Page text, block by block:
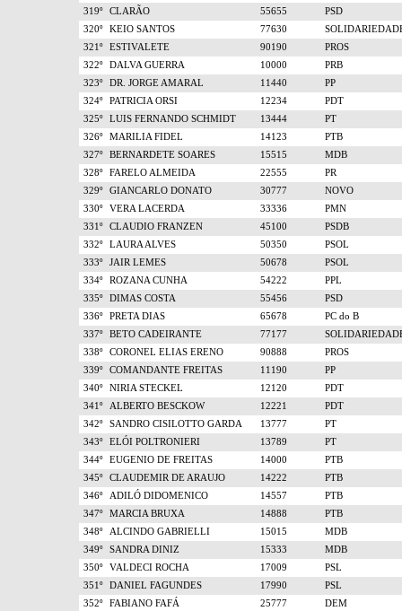
319º
CLARÃO 55655
PSD
320º
KEIO SANTOS 77630
321º
ESTIVALETE 90190
PROS
322º
DALVA GUERRA 10000
PRB
323º
DR. JORGE AMARAL 11440
PP
324º
PATRICIA ORSI 12234
PDT
325º
LUIS FERNANDO SCHMIDT 13444
PT
326º
MARILIA FIDEL 14123
PTB
327º
BERNARDETE SOARES 15515
MDB
328º
FARELO ALMEIDA 22555
PR
329º
GIANCARLO DONATO 30777
NOVO
330º
VERA LACERDA 33336
PMN
331º
CLAUDIO FRANZEN 45100
PSDB
332º
LAURA ALVES 50350
PSOL
333º
JAIR LEMES 50678
PSOL
334º
ROZANA CUNHA 54222
PPL
335º
DIMAS COSTA 55456
PSD
336º
PRETA DIAS 65678
PC do B
337º
BETO CADEIRANTE 77177
338º
CORONEL ELIAS ERENO 90888
PROS
339º
COMANDANTE FREITAS 11190
PP
340º
NIRIA STECKEL 12120
PDT
341º
ALBERTO BESCKOW 12221
PDT
342º
SANDRO CISILOTTO GARDA 13777
PT
343º
ELÓI POLTRONIERI 13789
PT
344º
EUGENIO DE FREITAS 14000
PTB
345º
CLAUDEMIR DE ARAUJO 14222
PTB
346º
ADILÓ DIDOMENICO 14557
PTB
347º
MARCIA BRUXA 14888
PTB
348º
ALCINDO GABRIELLI 15015
MDB
349º
SANDRA DINIZ 15333
MDB
350º
VALDECI ROCHA 17009
PSL
351º
DANIEL FAGUNDES 17990
PSL
352º
FABIANO FAFÁ 25777
DEM